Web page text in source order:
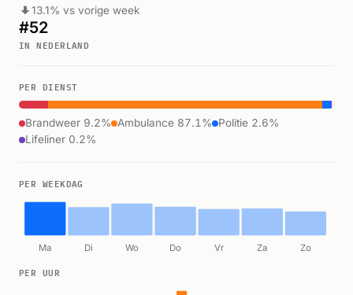
13.1% vs vorige week
#52
IN NEDERLAND
PER DIENST
Brandweer 9.2% Ambulance 87.1%
Politie 2.6%
Lifeliner 0.2%
PER WEEKDAG
Ma Di Wo Do Vr Za Zo
PER UUR